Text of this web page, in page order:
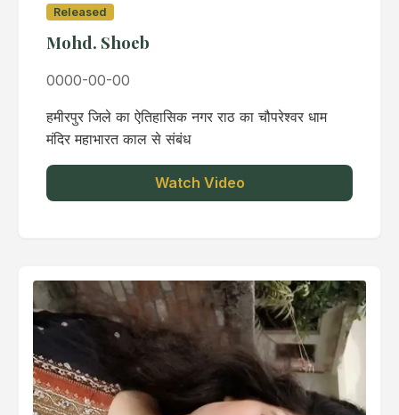
Released
Mohd. Shoeb
0000-00-00
हमीरपुर जिले का ऐतिहासिक नगर राठ का चौपरेश्वर धाम
मंदिर महाभारत काल से संबंध
Watch Video